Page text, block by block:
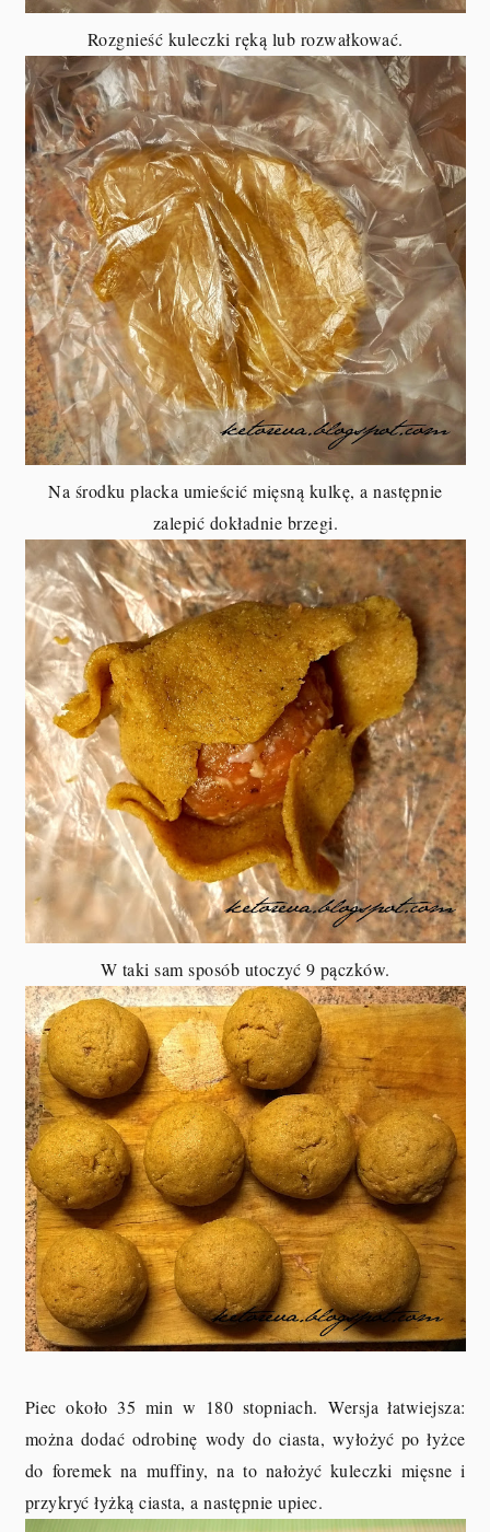
Rozgnieść kuleczki ręką lub rozwałkować.
Na środku placka umieścić mięsną kulkę, a następnie
zalepić dokładnie brzegi.
W taki sam sposób utoczyć 9 pączków.
Piec około 35 min w 180 stopniach.Wersja łatwiejsza:
można dodać odrobinę wody do ciasta, wyłożyć po łyżce
do foremek na muffiny, na to nałożyć kuleczki mięsne i
przykryć łyżką ciasta, a następnie upiec.